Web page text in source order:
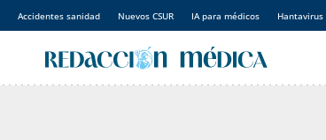
Accidentes sanidad Nuevos CSUR IA para médicos Hantavirus